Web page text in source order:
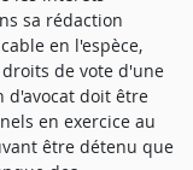
sa rédaction
en l'espèce,
de vote d'une
d'avocat doit être
en exercice au
être détenu que